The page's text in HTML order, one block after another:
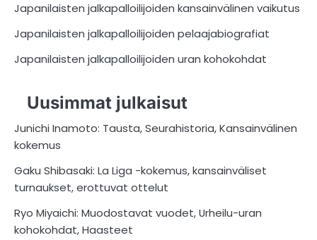
Japanilaisten jalkapalloilijoiden kansainvälinen vaikutus
Japanilaisten jalkapalloilijoiden pelaajabiografiat
Japanilaisten jalkapalloilijoiden uran kohokohdat
Uusimmat julkaisut
Junichi Inamoto: Tausta, Seurahistoria, Kansainvälinen
kokemus
Gaku Shibasaki: La Liga -kokemus, kansainväliset
turnaukset, erottuvat ottelut
Ryo Miyaichi: Muodostavat vuodet, Urheilu-uran
kohokohdat, Haasteet